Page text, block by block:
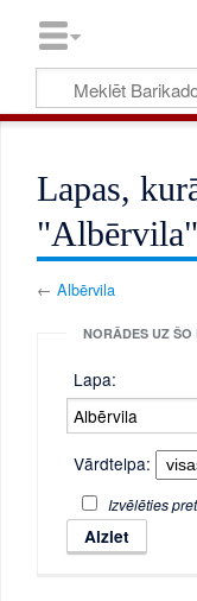
Lapas,
"Albērvila"
←Albērvila
NORĀDES UZ ŠO
Lapa:
Vārdtelpa:
Izvēlēties